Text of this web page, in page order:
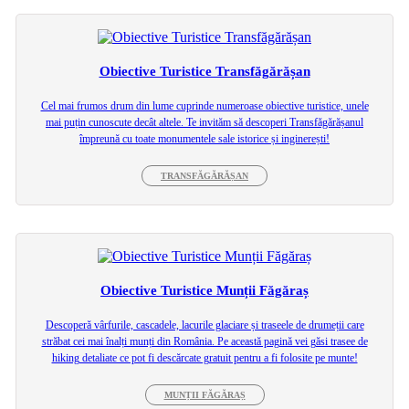
Obiective Turistice Transfăgărășan
Cel mai frumos drum din lume cuprinde numeroase obiective turistice, unele
mai puțin cunoscute decât altele. Te invităm să descoperi Transfăgărășanul
împreună cu toate monumentele sale istorice și inginerești!
TRANSFĂGĂRĂȘAN
Obiective Turistice Munții Făgăraș
Descoperă vârfurile, cascadele, lacurile glaciare și traseele de drumeții care
străbat cei mai înalți munți din România. Pe această pagină vei găsi trasee de
hiking detaliate ce pot fi descărcate gratuit pentru a fi folosite pe munte!
MUNȚII FĂGĂRAȘ